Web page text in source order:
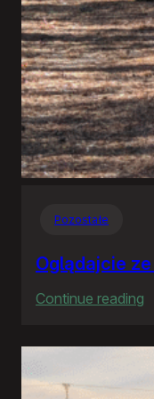
Pozostałe
Oglądajcie
Continue reading